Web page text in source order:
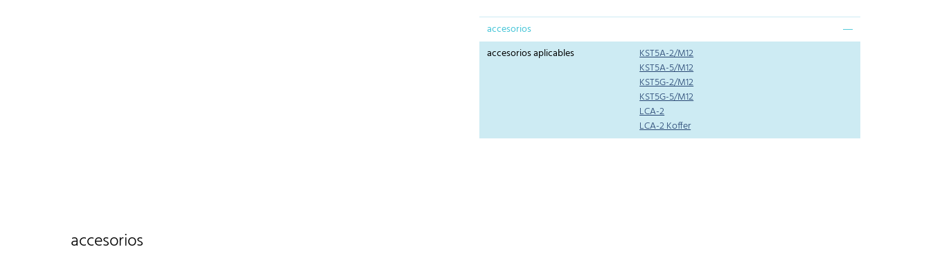
accesorios
accesorios aplicables
KST5A-2/M12
KST5A-5/M12
KST5G-2/M12
KST5G-5/M12
LCA-2
LCA-2 Koffer
accesorios